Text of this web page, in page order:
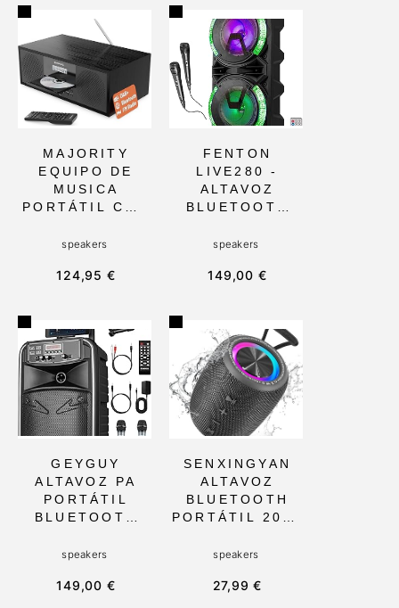
MAJORITY
EQUIPO DE
MUSICA
PORTÁTIL CON
DE CD HIFI Y
FM, 60W DE
IDEAL PARA
AMANTES DE
LA MÚSICA EN
CASA
speakers
124,95 €
FENTON
LIVE280 -
ALTAVOZ
BLUETOOTH
900W, CON 2
Y LUCES LED,
34,5X71,8X31,
5CM,
PERFECTO
PARA
INTERIOR Y
EXTERIOR.
IDEAL PARA
FIESTAS Y
KARAOKE
speakers
149,00 €
GEYGUY
ALTAVOZ PA
PORTÁTIL
BLUETOOTH
SUBWOOFER
MICRÓFONOS
speakers
149,00 €
SENXINGYAN
ALTAVOZ
BLUETOOTH
PORTÁTIL 20W,
IPX6 CON
ESTÉREO HD Y
speakers
27,99 €